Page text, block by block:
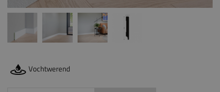
Vochtwerend